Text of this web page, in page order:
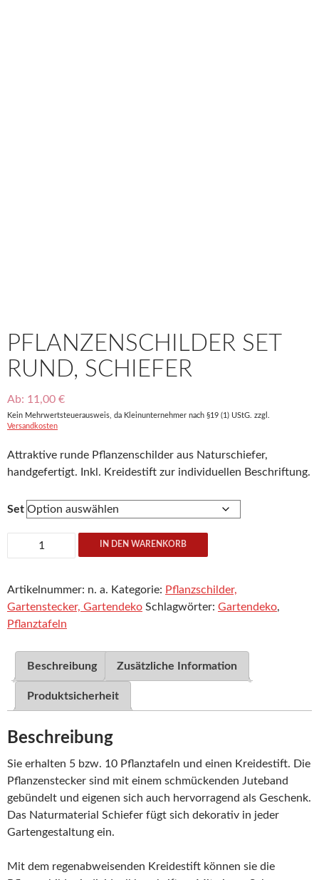
PFLANZENSCHILDER SET
RUND, SCHIEFER
Ab: 11,00 €
Kein Mehrwertsteuerausweis, da Kleinunternehmer nach §19 (1) UStG. zzgl.
Versandkosten
Attraktive runde Pflanzenschilder aus Naturschiefer,
handgefertigt. Inkl. Kreidestift zur individuellen Beschriftung.
Set
Pflanzenschilder
Set
Schiefer
Menge
IN DEN WARENKORB
Artikelnummer: n. a. Kategorie: Pflanzschilder,
Gartenstecker, Gartendeko Schlagwörter: Gartendeko,
Pflanztafeln
Beschreibung Zusätzliche Information
Produktsicherheit
Beschreibung
Sie erhalten 5 bzw. 10 Pflanztafeln und einen Kreidestift. Die
Pflanzenstecker sind mit einem schmückenden Juteband
gebündelt und eigenen sich auch hervorragend als Geschenk.
Das Naturmaterial Schiefer fügt sich dekorativ in jeder
Gartengestaltung ein.
Mit dem regenabweisenden Kreidestift können sie die